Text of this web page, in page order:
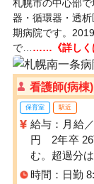
札幌市の中心部
器・循環器・透
期病院です。
で… ……《詳しく
看護師(病棟
保育室 駅近
給与：月給
円 2年卒 26
む。超過分
時間：日勤